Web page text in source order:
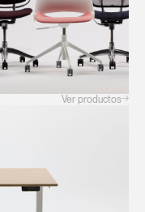
Ver productos